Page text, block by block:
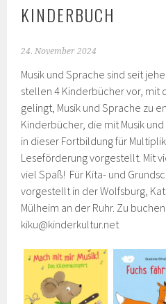
KINDERBUCH
24. November 2024
Musik und Sprache sind seit
stellen 4 Kinderbücher vor, mit
gelingt, Musik und Sprache zu
Kinderbücher, die mit Musik
in dieser Fortbildung für
Leseförderung vorgestellt. Mit
viel Spaß! Für Kita- und
vorgestellt in der Wolfsburg,
Mülheim an der Ruhr. Zu
kiku@kinderkultur.net